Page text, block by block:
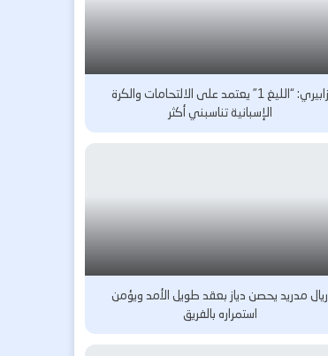
زابيري: “الليغ 1” يعتمد على الالتحامات والكرة
الإسبانية تناسبني أكثر
ريال مدريد يحصن دياز بعقد طويل الأمد ويؤمن
استمراره بالفريق